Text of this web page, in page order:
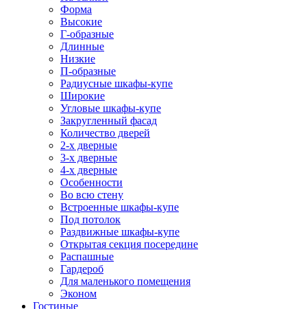
Форма
Высокие
Г-образные
Длинные
Низкие
П-образные
Радиусные шкафы-купе
Широкие
Угловые шкафы-купе
Закругленный фасад
Количество дверей
2-х дверные
3-х дверные
4-х дверные
Особенности
Во всю стену
Встроенные шкафы-купе
Под потолок
Раздвижные шкафы-купе
Открытая секция посередине
Распашные
Гардероб
Для маленького помещения
Эконом
Гостиные